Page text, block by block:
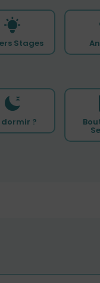
Stages
dormir ?